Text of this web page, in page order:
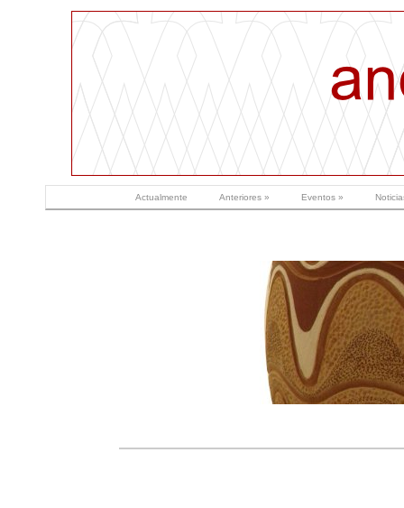
Actualmente Anteriores » Eventos »